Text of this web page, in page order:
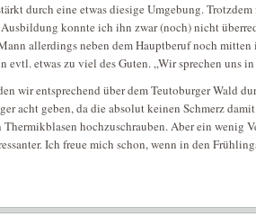
durch eine etwas diesige Umgebung.
konnte ich ihn zwar (noch) nicht
allerdings neben dem Hauptberuf noch
evtl. etwas zu viel des Guten. „Wir sprechen uns
wir entsprechend über dem Teutoburger Wald
acht geben, da die absolut keinen Schmerz
hochzuschrauben. Aber ein wenig
Ich freue mich schon, wenn in den